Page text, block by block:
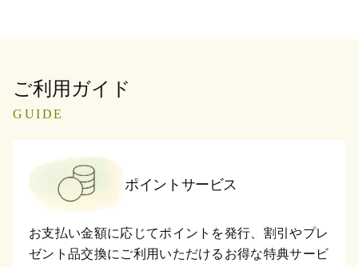
ご利用ガイド
GUIDE
ポイントサービス
お支払い金額に応じてポイントを発行、割引やプレ
ゼント品交換にご利用いただけるお得な特典サービ